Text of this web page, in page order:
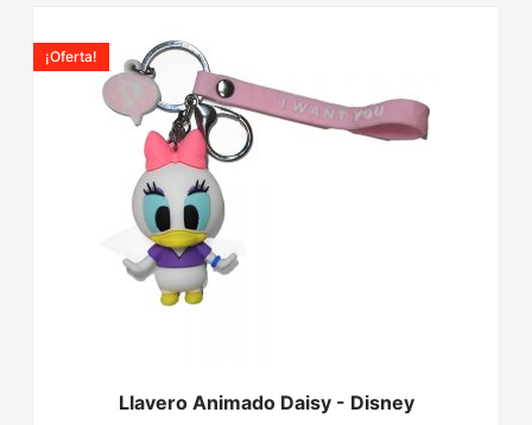
Llavero Animado Daisy - Disney
¡Oferta!
era:
7,99€.3,90€.